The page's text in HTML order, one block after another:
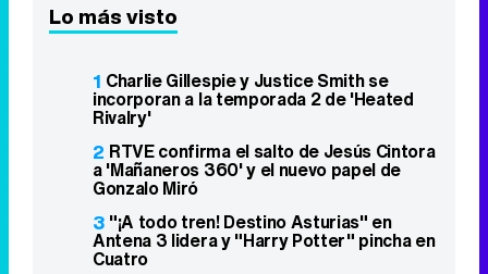
Lo más visto
1 Charlie Gillespie y Justice Smith se
incorporan a la temporada 2 de 'Heated
Rivalry'
2 RTVE confirma el salto de Jesús Cintora
a 'Mañaneros 360' y el nuevo papel de
Gonzalo Miró
3 "¡A todo tren! Destino Asturias" en
Antena 3 lidera y "Harry Potter" pincha en
Cuatro